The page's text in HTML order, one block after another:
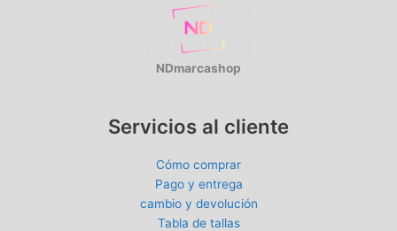
NDmarcashop
Servicios al cliente
Cómo comprar
Pago y entrega
cambio y devolución
Tabla de tallas